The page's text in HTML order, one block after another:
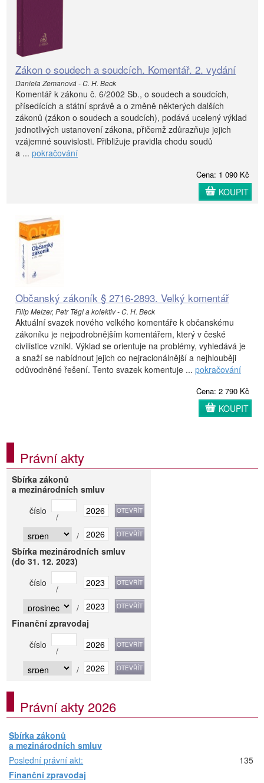
Zákon o soudech a soudcích. Komentář. 2. vydání
Daniela Zemanová - C. H. Beck
Komentář k zákonu č. 6/2002 Sb., o soudech a soudcích,
přísedících a státní správě a o změně některých dalších
zákonů (zákon o soudech a soudcích), podává ucelený výklad
jednotlivých ustanovení zákona, přičemž zdůrazňuje jejich
vzájemné souvislosti. Přibližuje pravidla chodu soudů
a ... pokračování
Cena: 1 090 Kč
KOUPIT
Občanský zákoník § 2716-2893. Velký komentář
Filip Melzer, Petr Tégl a kolektiv - C. H. Beck
Aktuální svazek nového velkého komentáře k občanskému
zákoníku je nejpodrobnějším komentářem, který v české
civilistice vznikl. Výklad se orientuje na problémy, vyhledává je
a snaží se nabídnout jejich co nejracionálnější a nejhlouběji
odůvodněné řešení. Tento svazek komentuje ... pokračování
Cena: 2 790 Kč
KOUPIT
Právní akty
Sbírka zákonů
a mezinárodních smluv
číslo
/
/
Sbírka mezinárodních smluv
(do 31. 12. 2023)
číslo
/
/
Finanční zpravodaj
číslo
/
/
Právní akty 2026
Sbírka zákonů
a mezinárodních smluv
Poslední právní akt:
135
Finanční zpravodaj